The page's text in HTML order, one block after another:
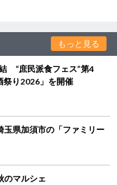
もっと見る
“庶民派食フェス”第4
祭り2026」を開催
県加須市の「ファミリー
のマルシェ